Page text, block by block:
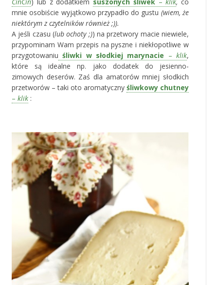
mnie osobiście wyjątkowo przypadło do gustu (wiem, że
niektórym z czytelników również ;)).
A jeśli czasu (lub ochoty ;)) na przetwory macie niewiele,
przypominam Wam przepis na pyszne i niekłopotliwe w
przygotowaniu śliwki w słodkiej marynacie –klik,
które są idealne np. jako dodatek do jesienno-
zimowych deserów. Zaś dla amatorów mniej słodkich
przetworów – taki oto aromatyczny śliwkowy chutney
– klik :